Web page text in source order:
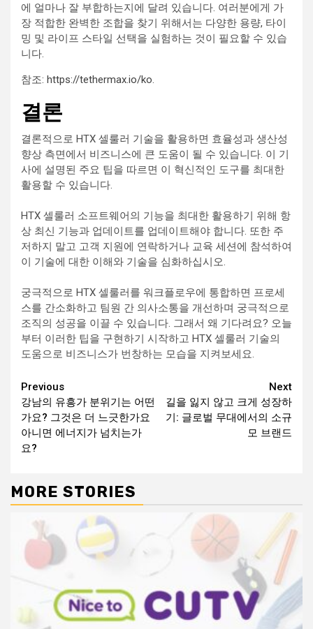
에 얼마나 잘 부합하는지에 달려 있습니다. 여러분에게 가
장 적합한 완벽한 조합을 찾기 위해서는 다양한 용량, 타이
밍 및 라이프 스타일 선택을 실험하는 것이 필요할 수 있습
니다.
참조: https://tethermax.io/ko.
결론
결론적으로 HTX 셀룰러 기술을 활용하면 효율성과 생산성
향상 측면에서 비즈니스에 큰 도움이 될 수 있습니다. 이 기
사에 설명된 주요 팁을 따르면 이 혁신적인 도구를 최대한
활용할 수 있습니다.
HTX 셀룰러 소프트웨어의 기능을 최대한 활용하기 위해 항
상 최신 기능과 업데이트를 업데이트해야 합니다. 또한 주
저하지 말고 고객 지원에 연락하거나 교육 세션에 참석하여
이 기술에 대한 이해와 기술을 심화하십시오.
궁극적으로 HTX 셀룰러를 워크플로우에 통합하면 프로세
스를 간소화하고 팀원 간 의사소통을 개선하며 궁극적으로
조직의 성공을 이끌 수 있습니다. 그래서 왜 기다려요? 오늘
부터 이러한 팁을 구현하기 시작하고 HTX 셀룰러 기술의
도움으로 비즈니스가 번창하는 모습을 지켜보세요.
Continue
Reading
Previous
강남의 유흥가 분위기는 어떤
가요? 그것은 더 느긋한가요
아니면 에너지가 넘치는가
요?
Next
길을 잃지 않고 크게 성장하
기: 글로벌 무대에서의 소규
모 브랜드
MORE STORIES